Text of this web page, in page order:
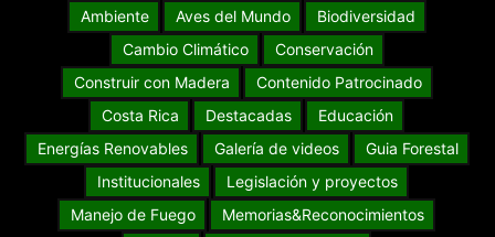
Ambiente
Aves del Mundo
Biodiversidad
Cambio Climático
Conservación
Construir con Madera
Contenido Patrocinado
Costa Rica
Destacadas
Educación
Energías Renovables
Galería de videos
Guia Forestal
Institucionales
Legislación y proyectos
Manejo de Fuego
Memorias&Reconocimientos